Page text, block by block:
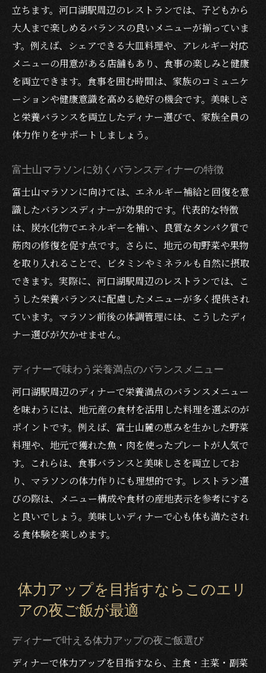
立ちます。河口湖駅周辺のレストランでは、子どもから
大人まで楽しめるバランスの良いメニューが揃っていま
す。例えば、シェアできる大皿料理や、アレルギー対応
メニューの用意がある店舗もあり、食事の楽しみと健康
を両立できます。食事を囲む時間は、家族のコミュニケ
ーションや健康意識を高める絶好の機会です。美味しさ
と栄養バランスを両立したディナー選びで、家族全員の
体力作りをサポートしましょう。
富士山マラソンに効くバランスディナーの特徴
富士山マラソンに向けては、エネルギー補給と回復を意
識したバランスディナーが効果的です。代表的な特徴
は、炭水化物でエネルギーを補い、良質なタンパク質で
筋肉の修復を促す点です。さらに、地元の旬野菜や果物
を取り入れることで、ビタミンやミネラルも自然に摂取
できます。実際に、河口湖駅周辺のレストランでは、こ
うした栄養バランスに配慮したメニューが多く提供され
ています。マラソン前後の体調管理には、こうしたディ
ナー選びが欠かせません。
ディナーで味わう栄養満点のバランスメニュー
河口湖駅周辺のディナーで栄養満点のバランスメニュー
を味わうには、地元産の食材を活用した料理を選ぶのが
ポイントです。例えば、富士山麓の恵みを生かした野菜
料理や、地元で獲れた魚・肉を使ったプレートが人気で
す。これらは、食事バランスと美味しさを両立してお
り、マラソンの体力作りにも理想的です。レストラン選
びの際は、メニュー構成や食材の産地表示を参考にする
と良いでしょう。美味しいディナーで心も体も満たされ
る食体験を楽しめます。
体力アップを目指すならこのエリ
アの夜ご飯が最適
ディナーで叶える体力アップの夜ご飯選び
ディナーで体力アップを目指すなら、主食・主菜・副菜